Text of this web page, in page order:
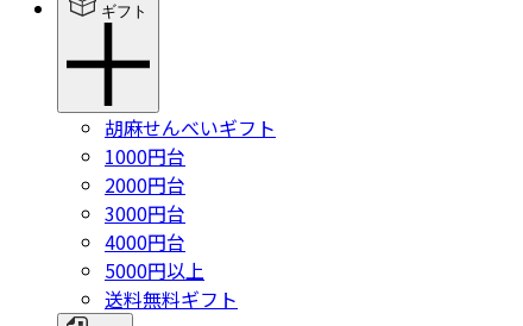
ギフト
胡麻せんべいギフト
1000円台
2000円台
3000円台
4000円台
5000円以上
送料無料ギフト